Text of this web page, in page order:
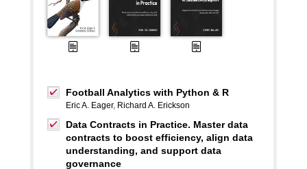
Football Analytics with Python & R
Eric A. Eager, Richard A. Erickson
Data Contracts in Practice. Master data
contracts to boost efficiency, align data
understanding, and support data
governance